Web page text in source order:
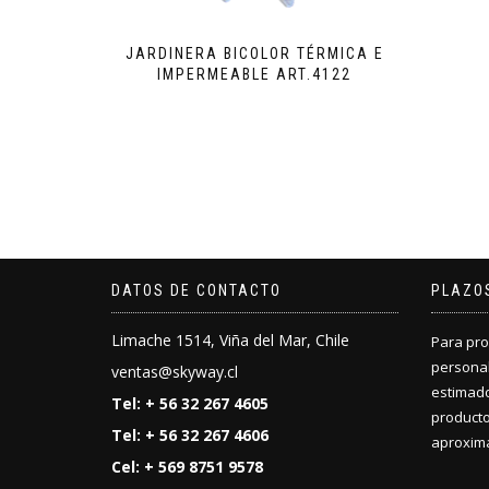
JARDINERA BICOLOR TÉRMICA E
IMPERMEABLE ART.4122
DATOS DE CONTACTO
Limache 1514, Viña del Mar, Chile
ventas@skyway.cl
Tel: + 56 32 267 4605
Tel: + 56 32 267 4606
Cel: + 569 8751 9578
Para